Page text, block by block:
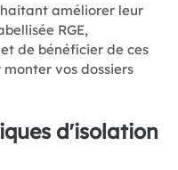
améliorer leur
RGE,
de bénéficier de ces
vos dossiers
d'isolation